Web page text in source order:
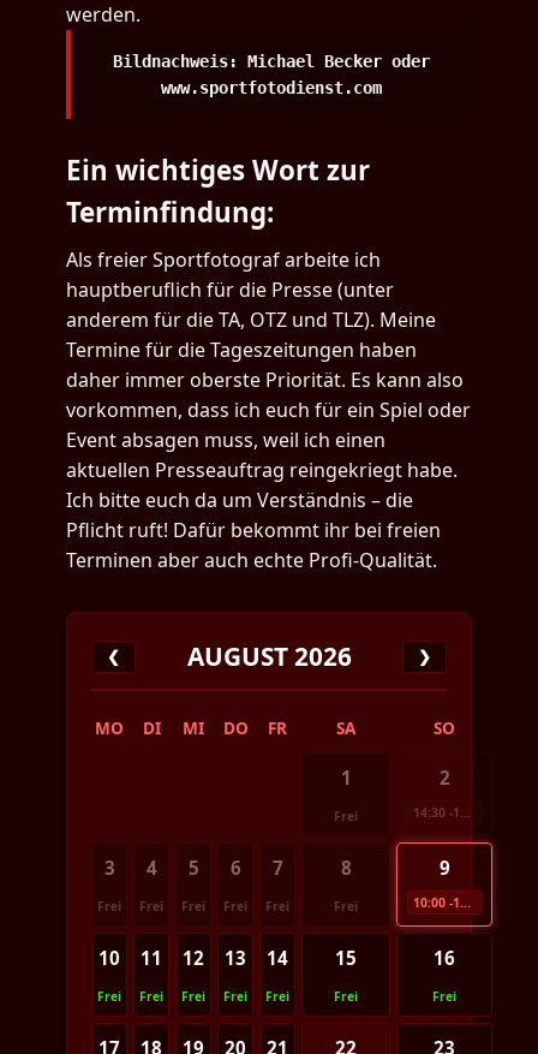
werden.
Bildnachweis: Michael Becker oder
www.sportfotodienst.com
Ein wichtiges Wort zur
Terminfindung:
Als freier Sportfotograf arbeite ich
hauptberuflich für die Presse (unter
anderem für die TA, OTZ und TLZ). Meine
Termine für die Tageszeitungen haben
daher immer oberste Priorität. Es kann also
vorkommen, dass ich euch für ein Spiel oder
Event absagen muss, weil ich einen
aktuellen Presseauftrag reingekriegt habe.
Ich bitte euch da um Verständnis – die
Pflicht ruft! Dafür bekommt ihr bei freien
Terminen aber auch echte Profi-Qualität.
❮ AUGUST 2026 ❯
MO DI MI DO FR SA SO
1
Frei
2
14:30 -17:30
3
Frei
4
Frei
5
Frei
6
Frei
7
Frei
8
Frei
9
10:00 -16:00
10
Frei
11
Frei
12
Frei
13
Frei
14
Frei
15
Frei
16
Frei
17 18 19 20 21 22 23